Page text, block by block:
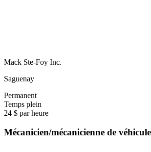
Mack Ste-Foy Inc.
Saguenay
Permanent
Temps plein
24 $ par heure
Mécanicien/mécanicienne de